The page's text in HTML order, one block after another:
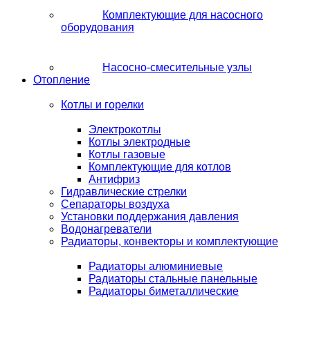
Комплектующие для насосного
оборудования
Насосно-смесительные узлы
Отопление
Котлы и горелки
Электрокотлы
Котлы электродные
Котлы газовые
Комплектующие для котлов
Антифриз
Гидравлические стрелки
Сепараторы воздуха
Установки поддержания давления
Водонагреватели
Радиаторы, конвекторы и комплектующие
Радиаторы алюминиевые
Радиаторы стальные панельные
Радиаторы биметаллические